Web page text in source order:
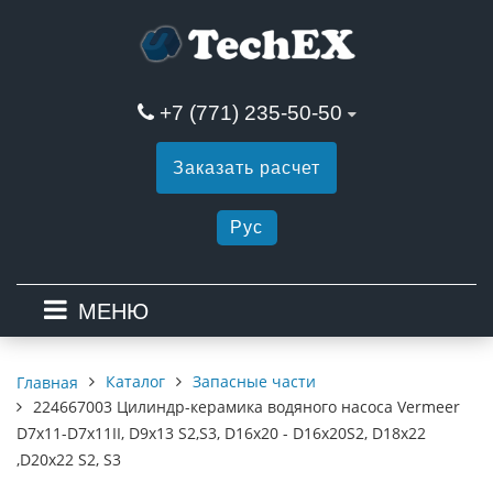
+7 (771) 235-50-50
Заказать расчет
Рус
МЕНЮ
Главная Каталог
Запасные части
224667003 Цилиндр-керамика водяного насоса Vermeer
D7x11-D7x11II, D9x13 S2,S3, D16x20 - D16x20S2, D18x22
,D20x22 S2, S3